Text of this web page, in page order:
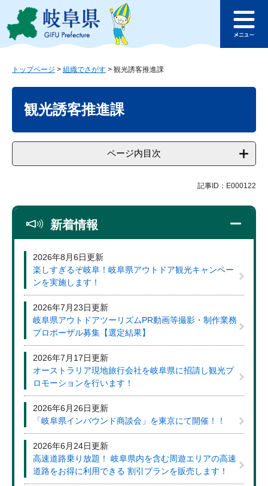
ジ
ュ
このページの本文へ
ュ
トップページ > 組織でさがす > 観光誘客推進課
観光誘客推進課
ページ内目次
記事ID：E000122
新着情報
2026年8月6日更新
楽しすぎるぞ岐阜！岐阜県アウトドア観光キャンペー
ンを実施します！
2026年7月23日更新
岐阜県アウトドアツーリズムPR動画等撮影・制作業務
プロポーザル募集【選定結果】
2026年7月17日更新
オーストラリア現地旅行会社を岐阜県に招請し観光プ
ロモーションを行います！
2026年6月26日更新
「岐阜県インバウンド商談会」を東京にて開催！！
2026年6月24日更新
高速道路乗り放題！ 岐阜県内を含む周遊エリアの高速
道路をお得に利用できる 割引プランを販売します！